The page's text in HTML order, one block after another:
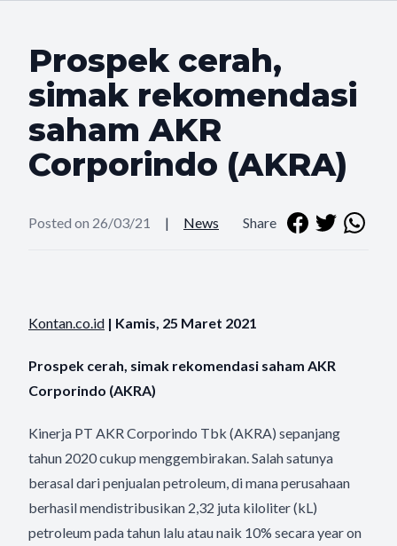
Prospek cerah,
simak rekomendasi
saham AKR
Corporindo (AKRA)
Posted on 26/03/21 | News Share
Kontan.co.id | Kamis, 25 Maret 2021
Prospek cerah, simak rekomendasi saham AKR
Corporindo (AKRA)
Kinerja PT AKR Corporindo Tbk (AKRA) sepanjang
tahun 2020 cukup menggembirakan. Salah satunya
berasal dari penjualan petroleum, di mana perusahaan
berhasil mendistribusikan 2,32 juta kiloliter (kL)
petroleum pada tahun lalu atau naik 10% secara year on